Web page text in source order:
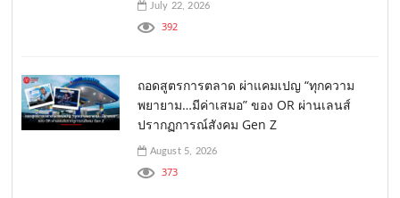
July 22, 2026
392
ถอดสูตรการตลาด ผ่าแคมเปญ “ทุกความ
พยายาม…มีค่าเสมอ” ของ OR ผ่านเลนส์
ปรากฏการณ์สังคม Gen Z
August 5, 2026
373